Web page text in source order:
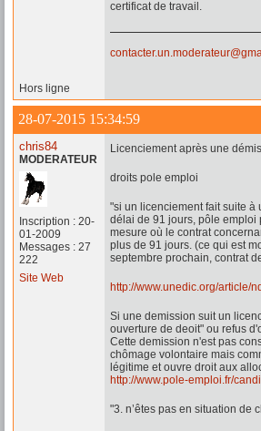
certificat de travail.
Hors ligne
28-07-2015 15:34:59
chris84
MODERATEUR
Inscription : 20-
01-2009
Messages : 27
222
Site Web
Licenciement après une
droits pole emploi
"si un licenciement fait suite à
délai de 91 jours, pôle emploi
mesure où le contrat
plus de 91 jours. (ce qui est
septembre prochain, contrat
http://www.unedic.org/article/
Si une demission suit un
ouverture de deoit" ou refus
Cette demission n'est pas
chômage volontaire mais
légitime et ouvre droit aux
http://www.pole-emploi.fr/
"3. n’êtes pas en situation de